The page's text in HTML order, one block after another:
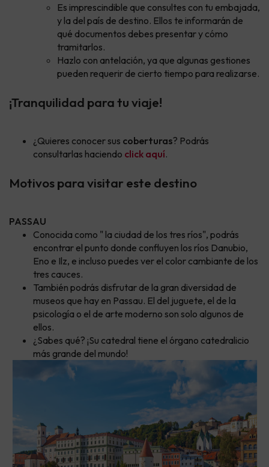
Es imprescindible que consultes con tu embajada,
y la del país de destino. Ellos te informarán de
qué documentos debes presentar y cómo
tramitarlos.
Hazlo con antelación, ya que algunas gestiones
pueden requerir de cierto tiempo para realizarse.
¡Tranquilidad para tu viaje!
¿Quieres conocer sus coberturas? Podrás
consultarlas haciendo click aquí.
Motivos para visitar este destino
PASSAU
Conocida como " la ciudad de los tres ríos", podrás
encontrar el punto donde confluyen los ríos Danubio,
Eno e Ilz, e incluso puedes ver el color cambiante de los
tres cauces.
También podrás disfrutar de la gran diversidad de
museos que hay en Passau. El del juguete, el de la
psicología o el de arte moderno son solo algunos de
ellos.
¿Sabes qué? ¡Su catedral tiene el órgano catedralicio
más grande del mundo!